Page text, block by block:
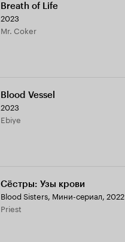
Breath of Life
2023
Mr. Coker
Blood Vessel
2023
Ebiye
Сёстры: Узы крови
Blood Sisters, Мини-сериал, 2022
Priest